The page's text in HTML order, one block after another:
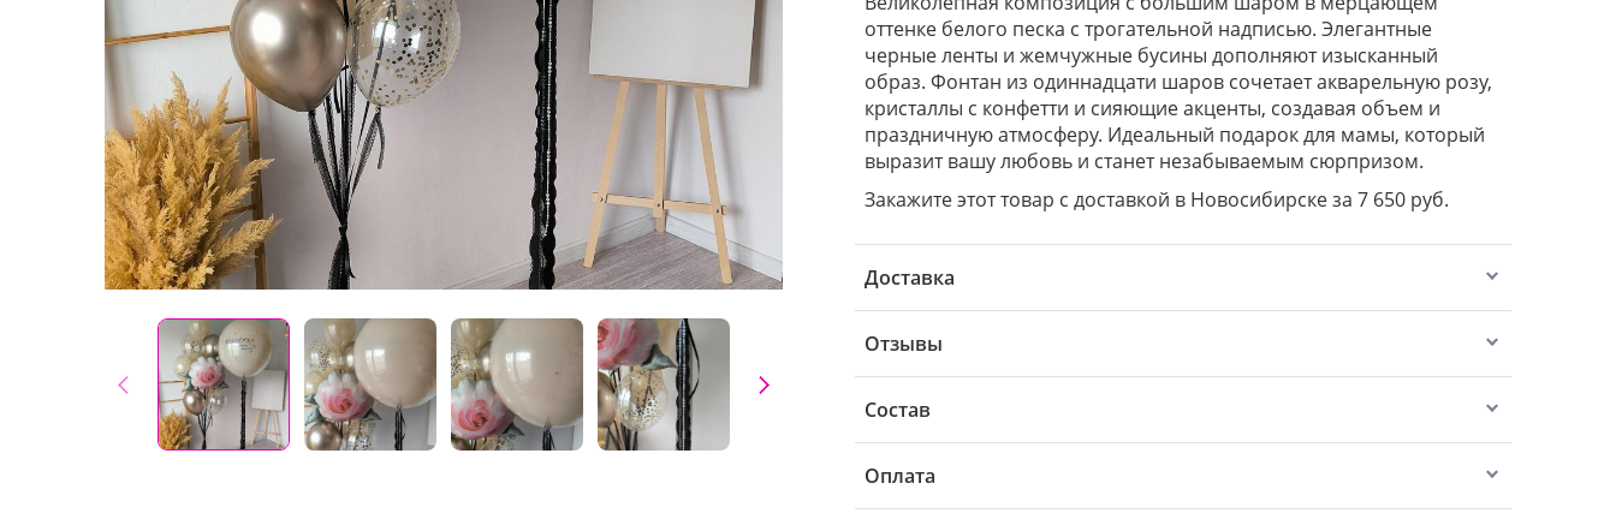
оттенке белого песка с трогательной надписью. Элегантные
черные ленты и жемчужные бусины дополняют изысканный
образ. Фонтан из одиннадцати шаров сочетает акварельную розу,
кристаллы с конфетти и сияющие акценты, создавая объем и
праздничную атмосферу. Идеальный подарок для мамы, который
выразит вашу любовь и станет незабываемым сюрпризом.
Закажите этот товар с доставкой в Новосибирске за 7 650 руб.
Доставка
Отзывы
Состав
Оплата